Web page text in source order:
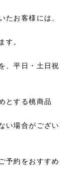
たお客様には、
す。
、平日・土日祝
とする桃商品
い場合がござい
予約をおすすめ